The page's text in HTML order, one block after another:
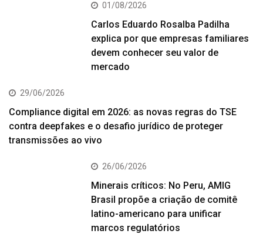
01/08/2026
Carlos Eduardo Rosalba Padilha
explica por que empresas familiares
devem conhecer seu valor de
mercado
29/06/2026
Compliance digital em 2026: as novas regras do TSE
contra deepfakes e o desafio jurídico de proteger
transmissões ao vivo
26/06/2026
Minerais críticos: No Peru, AMIG
Brasil propõe a criação de comitê
latino-americano para unificar
marcos regulatórios